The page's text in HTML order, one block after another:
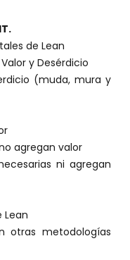
de Lean
y Desérdicio
(muda, mura y
agregan valor
ni agregan
Lean
otras metodologías